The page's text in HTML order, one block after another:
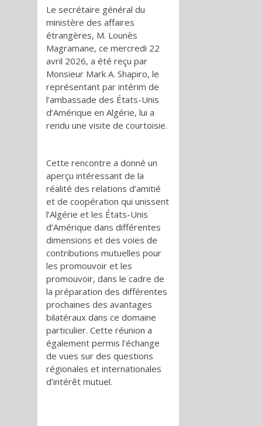
Le secrétaire général du
ministère des affaires
étrangères, M. Lounès
Magramane, ce mercredi 22
avril 2026, a été reçu par
Monsieur Mark A. Shapiro, le
représentant par intérim de
l’ambassade des États-Unis
d’Amérique en Algérie, lui a
rendu une visite de courtoisie.
Cette rencontre a donné un
aperçu intéressant de la
réalité des relations d’amitié
et de coopération qui unissent
l’Algérie et les États-Unis
d’Amérique dans différentes
dimensions et des voies de
contributions mutuelles pour
les promouvoir et les
promouvoir, dans le cadre de
la préparation des différentes
prochaines des avantages
bilatéraux dans ce domaine
particulier. Cette réunion a
également permis l’échange
de vues sur des questions
régionales et internationales
d’intérêt mutuel.